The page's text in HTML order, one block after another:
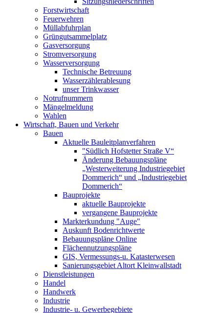
Forstwirtschaft
Feuerwehren
Müllabfuhrplan
Grüngutsammelplatz
Gasversorgung
Stromversorgung
Wasserversorgung
Technische Betreuung
Wasserzählerablesung
unser Trinkwasser
Notrufnummern
Mängelmeldung
Wahlen
Wirtschaft, Bauen und Verkehr
Bauen
Aktuelle Bauleitplanverfahren
"Südlich Hofstetter Straße V“
Änderung Bebauungspläne
„Westerweiterung Industriegebiet
Dommerich“ und „Industriegebiet
Dommerich“
Bauprojekte
aktuelle Bauprojekte
vergangene Bauprojekte
Markterkundung "Auge"
Auskunft Bodenrichtwerte
Bebauungspläne Online
Flächennutzungspläne
GIS, Vermessungs-u. Katasterwesen
Sanierungsgebiet Altort Kleinwallstadt
Dienstleistungen
Handel
Handwerk
Industrie
Industrie- u. Gewerbegebiete